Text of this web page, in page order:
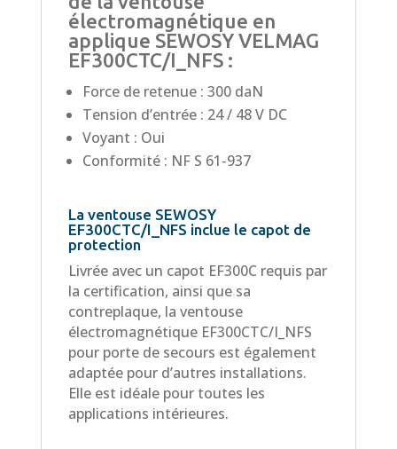
électromagnétique en
applique SEWOSY VELMAG
EF300CTC/I_NFS :
Force de retenue : 300 daN
Tension d’entrée : 24 / 48 V DC
Voyant : Oui
Conformité : NF S 61-937
La ventouse SEWOSY
EF300CTC/I_NFS inclue le capot de
protection
Livrée avec un capot EF300C requis par
la certification, ainsi que sa
contreplaque, la ventouse
électromagnétique EF300CTC/I_NFS
pour porte de secours est également
adaptée pour d’autres installations.
Elle est idéale pour toutes les
applications intérieures.